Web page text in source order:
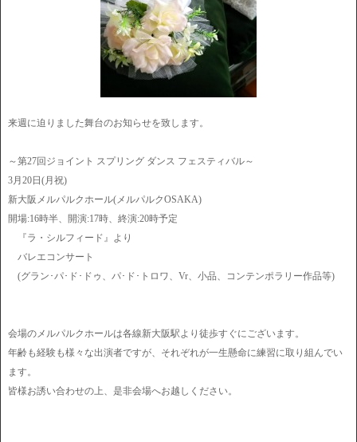
来週に迫りました舞台のお知らせを致します。
～第27回ジョイント スプリング ダンス フェスティバル～
3月20日(月祝)
新大阪メルパルクホール(メルパルクOSAKA)
開場:16時半、開演:17時、終演:20時予定
『ラ・シルフィード』より
バレエコンサート
(グラン･パ･ド･ドゥ、パ･ド･トロワ、Vr、小品、コンテンポラリー作品等)
会場のメルパルクホールは各線新大阪駅より徒歩すぐにございます。
年齢も経験も様々な出演者ですが、それぞれが一生懸命に練習に取り組んでい
ます。
皆様お誘い合わせの上、是非会場へお越しください。